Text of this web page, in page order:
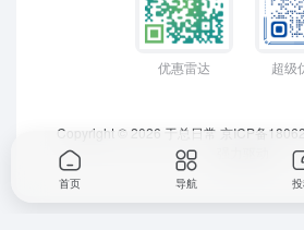
优惠雷达 超级
Copyright © 2026 于总日常 京ICP备
首页 导航